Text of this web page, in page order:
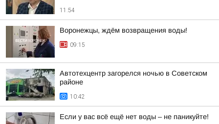
11:54
Воронежцы, ждём возвращения воды!
09:15
Автотехцентр загорелся ночью в Советском
районе
10:42
Если у вас всё ещё нет воды – не паникуйте!